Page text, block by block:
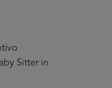
Sitter in